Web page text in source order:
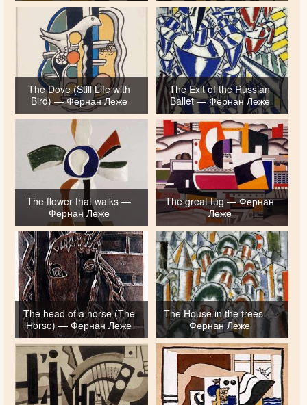
The Dove (Still Life with
Bird) — Фернан Леже
The Exit of the Russian
Ballet — Фернан Леже
The flower that walks —
Фернан Леже
The great tug — Фернан
Леже
The head of a horse (The
Horse) — Фернан Леже
The House in the trees —
Фернан Леже